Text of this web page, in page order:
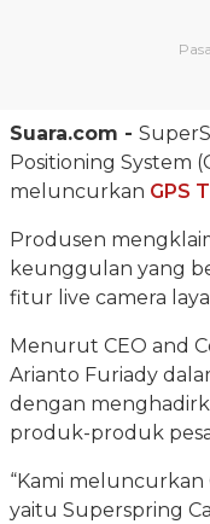
Suara.com -
Positioning System
meluncurkan GPS
Produsen
keunggulan yang
fitur live camera
Menurut CEO and
Arianto Furiady
dengan
produk-produk
“Kami meluncurkan
yaitu Superspring